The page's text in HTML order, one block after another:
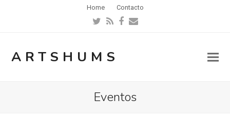
Home Contacto
Twitter
RSSFacebook
Email
ARTSHUMS
Eventos